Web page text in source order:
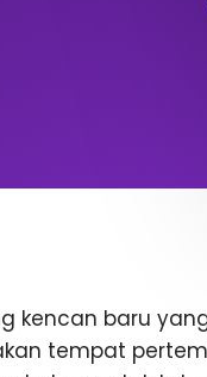
kencan baru
tempat